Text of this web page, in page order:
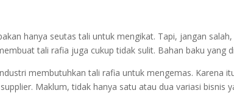
hanya seutas tali untuk mengikat. Tapi, jangan
tali rafia juga cukup tidak sulit. Bahan baku yang
membutuhkan tali rafia untuk mengemas. Karena
Maklum, tidak hanya satu atau dua variasi bisnis